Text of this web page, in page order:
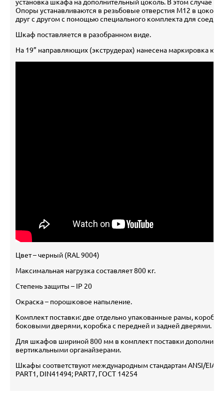
установка шкафа на дополнительный цоколь. В этом случае
Опоры устанавливаются в резьбовые отверстия М12 в
друг с другом с помощью специального комплекта для
Шкаф поставляется в разобранном виде.
На 19” направляющих (экструдерах) нанесена маркировка
Цвет – черный (RAL 9004)
Максимальная нагрузка составляет 800 кг.
Степень защиты – IP 20
Окраска – порошковое напыление.
Комплект поставки: две отдельно упакованные рамы,
боковыми дверями, коробка с передней и задней дверями.
Для шкафов шириной 800 мм в комплект поставки
вертикальными органайзерами.
Шкафы соответствуют международным стандартам ANSI/EIA
PART1, DIN41494; PART7, ГОСТ 14254